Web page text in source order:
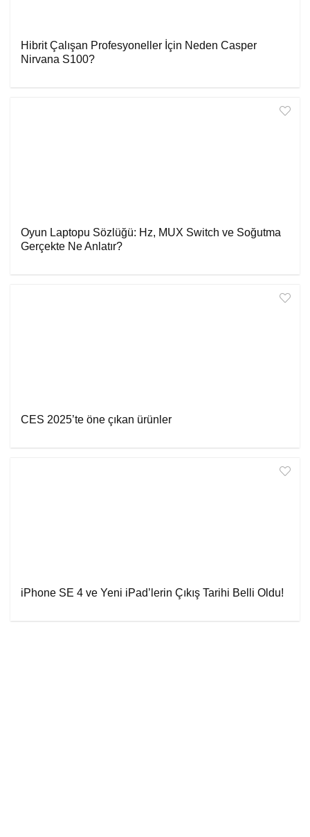
Hibrit Çalışan Profesyoneller İçin Neden Casper
Nirvana S100?
Oyun Laptopu Sözlüğü: Hz, MUX Switch ve Soğutma
Gerçekte Ne Anlatır?
CES 2025’te öne çıkan ürünler
iPhone SE 4 ve Yeni iPad’lerin Çıkış Tarihi Belli Oldu!